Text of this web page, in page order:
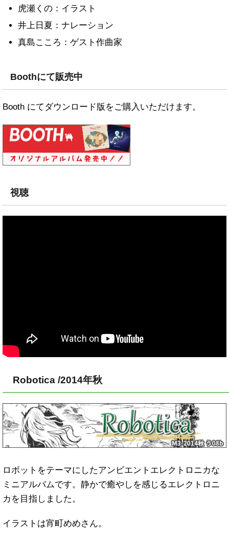
虎瀬くの：イラスト
井上日夏：ナレーション
真島こころ：ゲスト作曲家
Boothにて販売中
Booth にてダウンロード版をご購入いただけます。
視聴
Robotica /2014年秋
ロボットをテーマにしたアンビエントエレクトロニカな
ミニアルバムです。静かで癒やしを感じるエレクトロニ
カを目指しました。
イラストは宵町めめさん。